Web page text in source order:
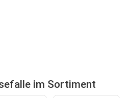
im Sortiment